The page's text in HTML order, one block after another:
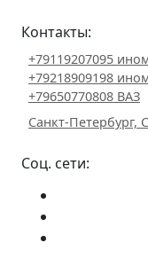
Контакты:
+79119207095
+79218909198
+79650770808 ВАЗ
Санкт-Петербург,
Соц. сети: